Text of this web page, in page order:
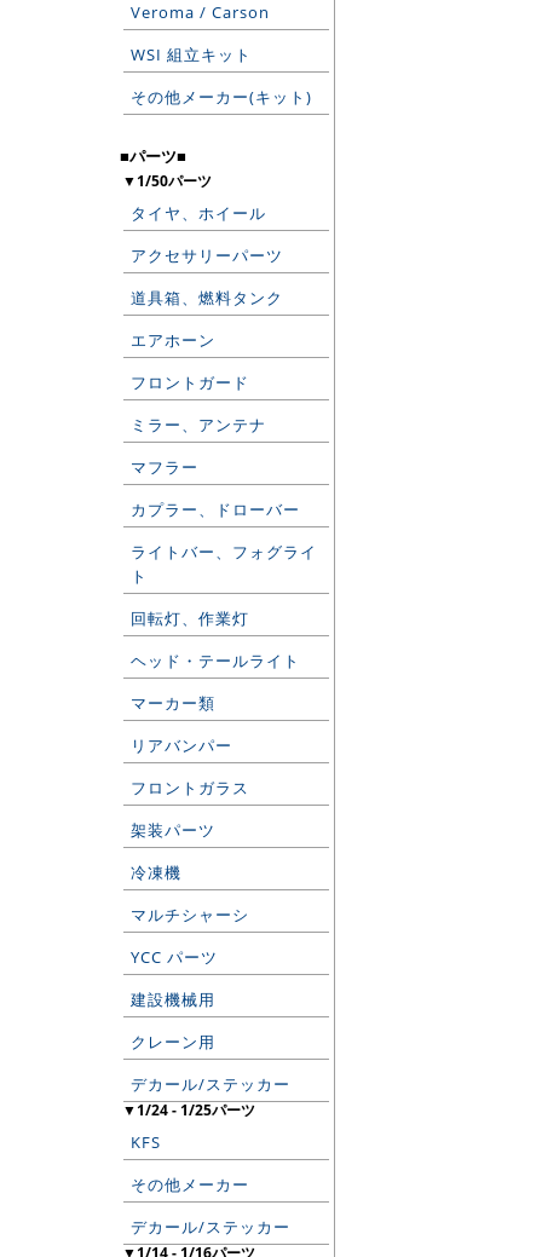
Veroma / Carson
WSI 組立キット
その他メーカー(キット)
■パーツ■
▼1/50パーツ
タイヤ、ホイール
アクセサリーパーツ
道具箱、燃料タンク
エアホーン
フロントガード
ミラー、アンテナ
マフラー
カプラー、ドローバー
ライトバー、フォグライ
ト
回転灯、作業灯
ヘッド・テールライト
マーカー類
リアバンパー
フロントガラス
架装パーツ
冷凍機
マルチシャーシ
YCC パーツ
建設機械用
クレーン用
デカール/ステッカー
▼1/24 - 1/25パーツ
KFS
その他メーカー
デカール/ステッカー
▼1/14 - 1/16パーツ